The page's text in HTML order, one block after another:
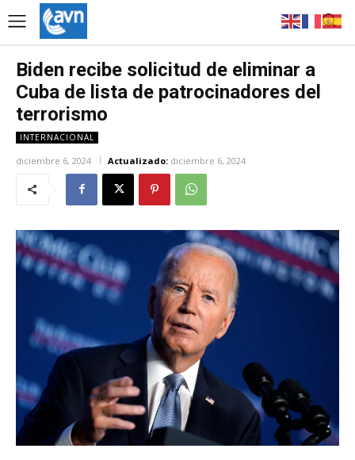
Biden recibe solicitud de eliminar a
Cuba de lista de patrocinadores del
terrorismo
INTERNACIONAL
diciembre 6, 2024 Actualizado: diciembre 6, 2024